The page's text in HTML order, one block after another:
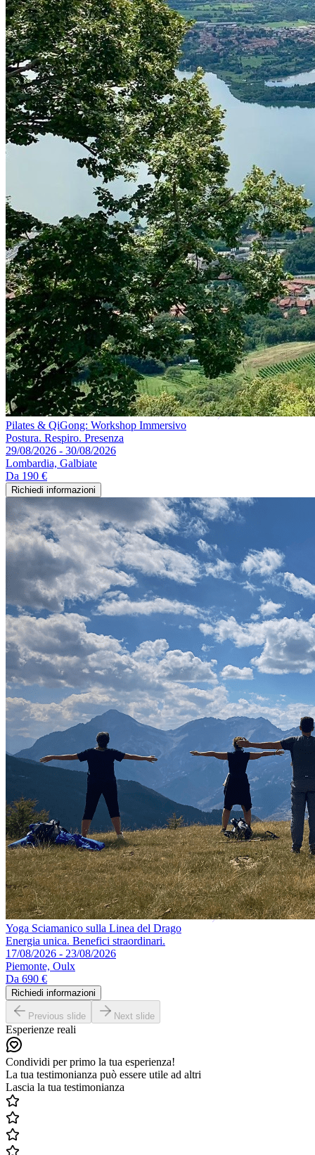
Pilates & QiGong: Workshop Immersivo
Postura. Respiro. Presenza
29/08/2026 - 30/08/2026
Lombardia, Galbiate
Da 190 €
Richiedi informazioni
Yoga Sciamanico sulla Linea del Drago
Energia unica. Benefici straordinari.
17/08/2026 - 23/08/2026
Piemonte, Oulx
Da 690 €
Richiedi informazioni
Previous slide Next slide
Esperienze reali
Condividi per primo la tua esperienza!
La tua testimonianza può essere utile ad altri
Lascia la tua testimonianza